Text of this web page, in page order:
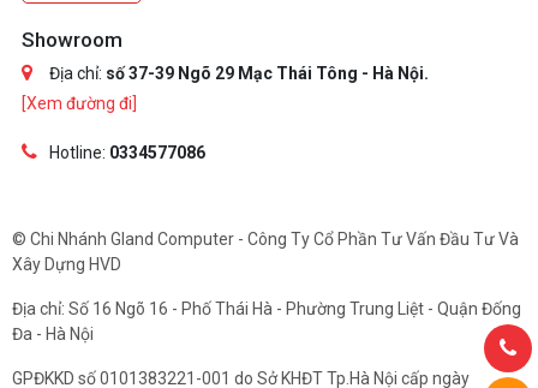
Showroom
Địa chỉ: số 37-39 Ngõ 29 Mạc Thái Tông - Hà Nội.
[Xem đường đi]
Hotline: 0334577086
© Chi Nhánh Gland Computer - Công Ty Cổ Phần Tư Vấn Đầu Tư Và
Xây Dựng HVD
Địa chỉ: Số 16 Ngõ 16 - Phố Thái Hà - Phường Trung Liệt - Quận Đống
Đa - Hà Nội
GPĐKKD số 0101383221-001 do Sở KHĐT Tp.Hà Nội cấp ngày